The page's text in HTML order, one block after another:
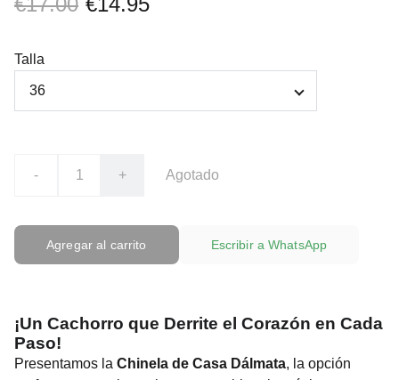
Talla
- + Agotado
Agregar al carrito Escribir a WhatsApp
¡Un Cachorro que Derrite el Corazón en Cada
Paso!
Presentamos la Chinela de Casa Dálmata, la opción